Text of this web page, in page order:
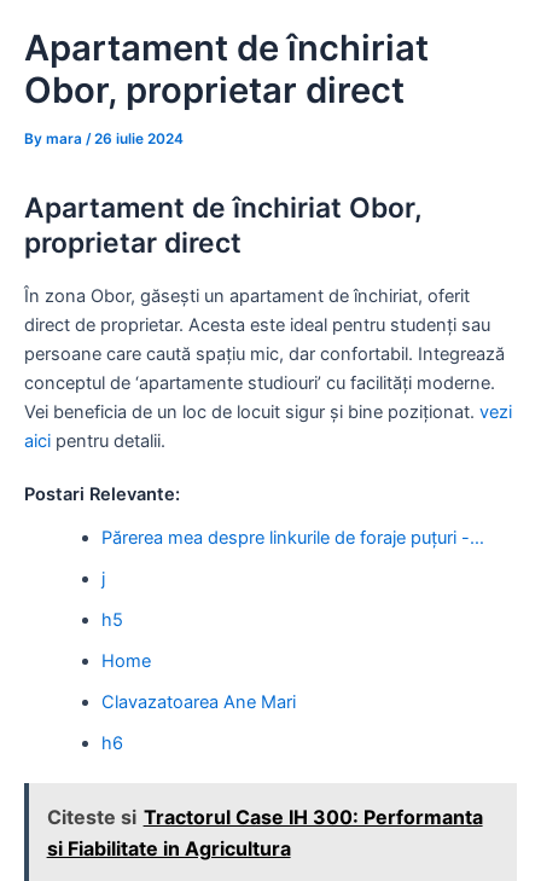
content
Apartament de închiriat
Obor, proprietar direct
By mara /26 iulie 2024
Apartament de închiriat Obor,
proprietar direct
În zona Obor, găsești un apartament de închiriat, oferit
direct de proprietar. Acesta este ideal pentru studenți sau
persoane care caută spațiu mic, dar confortabil. Integrează
conceptul de ‘apartamente studiouri’ cu facilități moderne.
Vei beneficia de un loc de locuit sigur și bine poziționat. vezi
aici pentru detalii.
Postari Relevante:
Părerea mea despre linkurile de foraje puțuri -…
j
h5
Home
Clavazatoarea Ane Mari
h6
Citeste si Tractorul Case IH 300: Performanta
si Fiabilitate in Agricultura